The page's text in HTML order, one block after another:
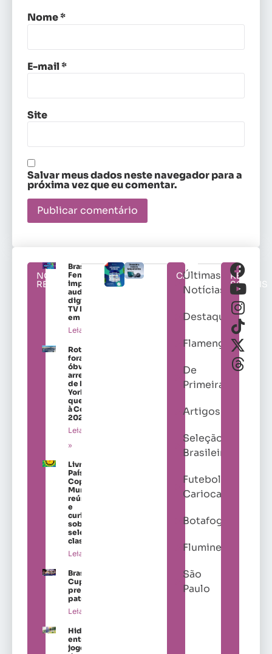
Nome*
E-mail*
Site
Salvar meus dados neste navegador para a
próxima vez que eu comentar.
NOTÍCIAS
RELACIONADAS
Brasileirão
Feminino
impulsiona
audiência
digital da
TV Brasil
em 2026
Leia mais »
Roteiros
fora do
óbvio nos
arredores
de Nova
York para
quem vai
à Copa de
2026
Leia mais
»
Livro “Os
Países da
Copa do
Mundo”
reúne dados
e
curiosidades
sobre as
seleções
classificadas
Leia mais »
Brasil Ladies
Cup amplia
presença de
patrocinadores
Leia mais »
Hidratação
entra no
jogo antes
CATEGORIAS
Últimas
Notícias
Destaques
Flamengo
De
Primeira
Artigos
Seleção
Brasileira
Futebol
Carioca
Botafogo
Fluminense
São
Paulo
REDES
SOCIAIS